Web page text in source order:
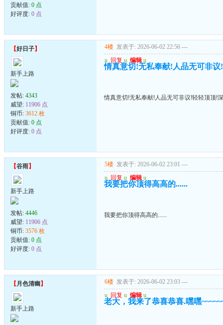
贡献值: 0 点
好评度: 0 点
【好日子】
新手上路
发帖: 4343
威望: 11906 点
铜币: 3612 枚
贡献值: 0 点
好评度: 0 点
4楼 发表于: 2026-06-02 22:56 ---
u 回复 u 编辑 u
情真意切!无私奉献!人品无可非
情真意切!无私奉献!人品无可非议!轻轻顶顶!
【谷雨】
新手上路
发帖: 4446
威望: 11906 点
铜币: 3576 枚
贡献值: 0 点
好评度: 0 点
5楼 发表于: 2026-06-02 23:01 ---
u 回复 u 编辑 u
我要把你顶得高高的......
我要把你顶得高高的......
【月色清幽 】
新手上路
6楼 发表于: 2026-06-02 23:03 ---
u 回复 u 编辑 u
老大，我来了恭喜恭喜.嘿嘿